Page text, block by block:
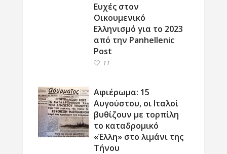
Ευχές στον
Οικουμενικό
Ελληνισμό για το 2023
από την Panhellenic
Post
11
Αφιέρωμα: 15
Αυγούστου, οι Ιταλοί
βυθίζουν με τορπίλη
το καταδρομικό
«Έλλη» στο λιμάνι της
Τήνου